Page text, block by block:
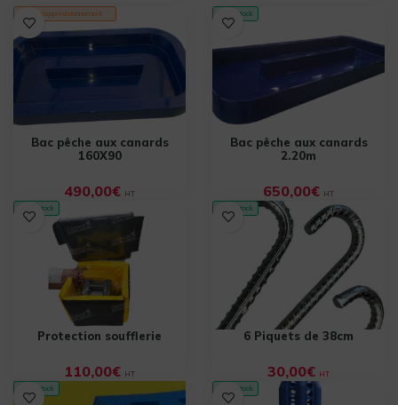
En réapprovisionnement
Bac pêche aux canards
160X90
490,00€ HT
✓ En stock
Bac pêche aux canards
2.20m
650,00€ HT
✓ En stock
Protection soufflerie
110,00€ HT
✓ En stock
6 Piquets de 38cm
30,00€ HT
✓ En stock
✓ En stock